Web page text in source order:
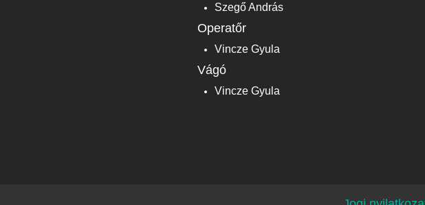
Szegő András
Operatőr
Vincze Gyula
Vágó
Vincze Gyula